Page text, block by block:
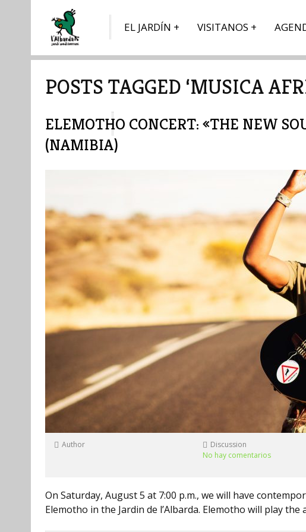
EL JARDÍN VISITANOS
POSTS TAGGED ‘MUSICA
ELEMOTHO CONCERT: «THE NEW
(NAMIBIA)
Author
Discussion
No hay comentarios
On Saturday, August 5 at 7:00 p.m., we will have
Elemotho in the Jardin de l’Albarda. Elemotho will play the